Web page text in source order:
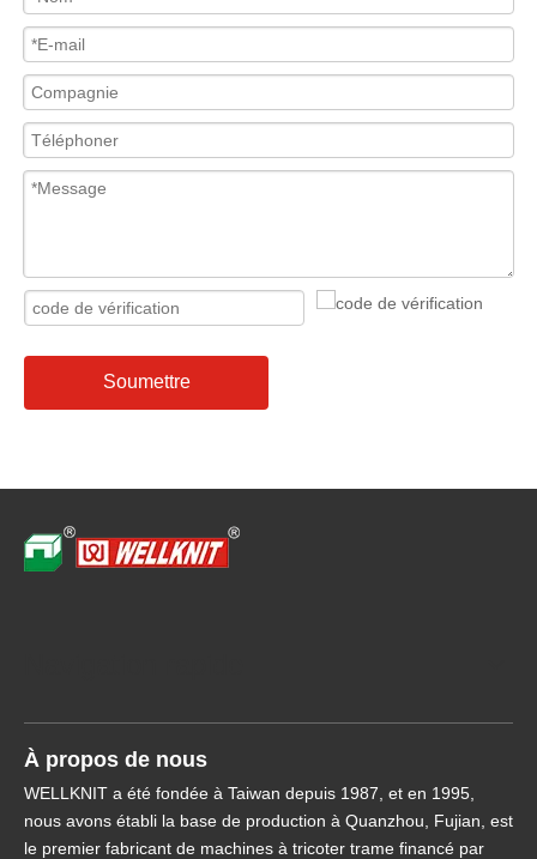
Soumettre
À propos de nous
WELLKNIT a été fondée à Taiwan depuis 1987, et en 1995,
nous avons établi la base de production à Quanzhou, Fujian, est
le premier fabricant de machines à tricoter trame financé par